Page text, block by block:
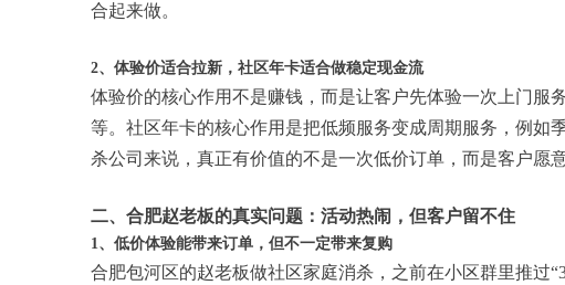
合起来做。
2、体验价适合拉新，社区年卡适合做稳定现金流
体验价的核心作用不是赚钱，而是让客户先体验一次上门服
等。社区年卡的核心作用是把低频服务变成周期服务，例如
杀公司来说，真正有价值的不是一次低价订单，而是客户愿
二、合肥赵老板的真实问题：活动热闹，但客户留不住
1、低价体验能带来订单，但不一定带来复购
合肥包河区的赵老板做社区家庭消杀，之前在小区群里推过